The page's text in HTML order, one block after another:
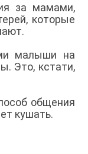
за мамами,
которые
малыши на
Это, кстати,
общения
кушать.